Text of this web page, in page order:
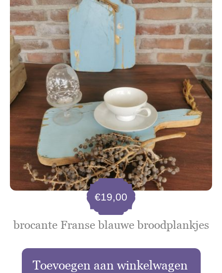
brocante Franse blauwe broodplankjes
€19,00
Toevoegen aan winkelwagen